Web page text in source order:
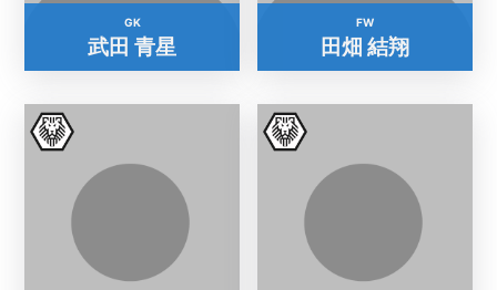
GK
武田 青星
FW
田畑 結翔